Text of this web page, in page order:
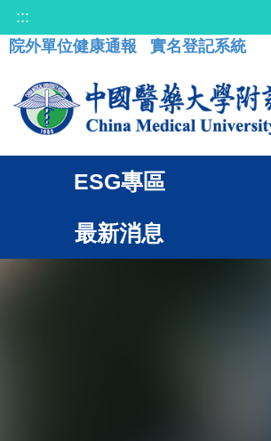
:::
院外單位健康通報
實名登記系統
ESG專區
最新消息